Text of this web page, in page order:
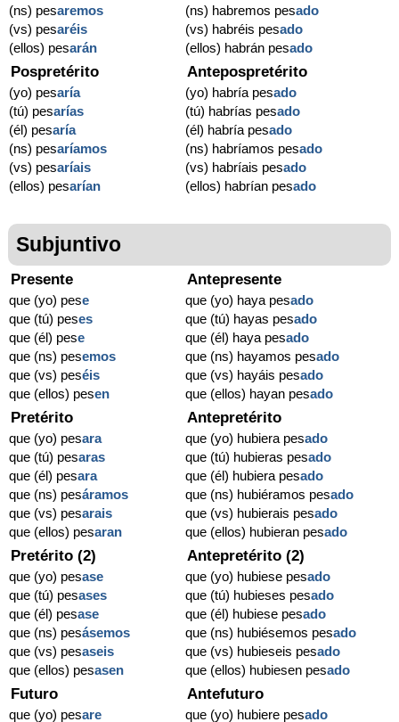
(ns) pesaremos
(vs) pesaréis
(ellos) pesarán
(ns) habremos pesado
(vs) habréis pesado
(ellos) habrán pesado
Pospretérito
(yo) pesaría
(tú) pesarías
(él) pesaría
(ns) pesaríamos
(vs) pesaríais
(ellos) pesarían
Antepospretérito
(yo) habría pesado
(tú) habrías pesado
(él) habría pesado
(ns) habríamos pesado
(vs) habríais pesado
(ellos) habrían pesado
Subjuntivo
Presente
que (yo) pese
que (tú) peses
que (él) pese
que (ns) pesemos
que (vs) peséis
que (ellos) pesen
Antepresente
que (yo) haya pesado
que (tú) hayas pesado
que (él) haya pesado
que (ns) hayamos pesado
que (vs) hayáis pesado
que (ellos) hayan pesado
Pretérito
que (yo) pesara
que (tú) pesaras
que (él) pesara
que (ns) pesáramos
que (vs) pesarais
que (ellos) pesaran
Antepretérito
que (yo) hubiera pesado
que (tú) hubieras pesado
que (él) hubiera pesado
que (ns) hubiéramos pesado
que (vs) hubierais pesado
que (ellos) hubieran pesado
Pretérito (2)
que (yo) pesase
que (tú) pesases
que (él) pesase
que (ns) pesásemos
que (vs) pesaseis
que (ellos) pesasen
Antepretérito (2)
que (yo) hubiese pesado
que (tú) hubieses pesado
que (él) hubiese pesado
que (ns) hubiésemos pesado
que (vs) hubieseis pesado
que (ellos) hubiesen pesado
Futuro
que (yo) pesare
Antefuturo
que (yo) hubiere pesado